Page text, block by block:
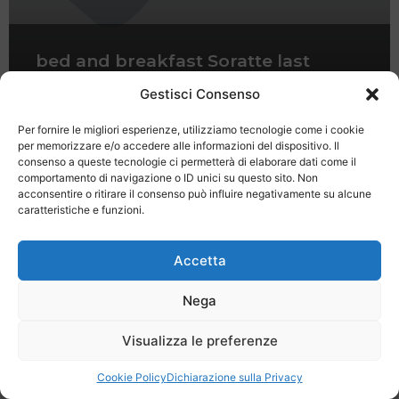
Gestisci Consenso
Per fornire le migliori esperienze, utilizziamo tecnologie come i cookie
per memorizzare e/o accedere alle informazioni del dispositivo. Il
consenso a queste tecnologie ci permetterà di elaborare dati come il
comportamento di navigazione o ID unici su questo sito. Non
acconsentire o ritirare il consenso può influire negativamente su alcune
caratteristiche e funzioni.
Accetta
Nega
Visualizza le preferenze
Cookie PolicyDichiarazione sulla Privacy
bed and breakfast Soratte last
Last Minute
Registrati Contatti
SPECIALE LAST MINUTE - SH WEB